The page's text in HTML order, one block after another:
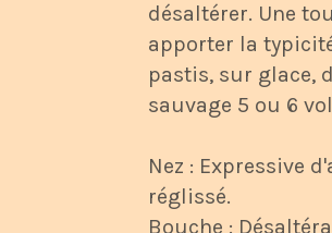
désaltérer. Une
apporter la
pastis, sur glace,
sauvage 5 ou 6
Nez : Expressive
réglissé.
Bouche :